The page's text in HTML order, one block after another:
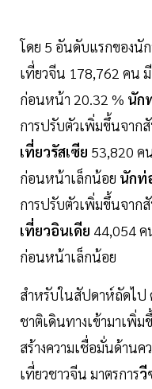
โดย 5 อันดับแรกของนั
เที่ยวจีน 178,762 คน
ก่อนหน้า 20.32 % นัก
การปรับตัวเพิ่มขึ้นจาก
เที่ยวรัสเซีย 53,820 ค
ก่อนหน้าเล็กน้อย นักท่
การปรับตัวเพิ่มขึ้นจาก
เที่ยวอินเดีย 44,054 ค
ก่อนหน้าเล็กน้อย
สําหรับในสัปดาห์ถัดไป
ชาติเดินทางเข้ามาเพิ่
สร้างความเชื่อมั่นด้าน
เที่ยวชาวจีน มาตรการวี